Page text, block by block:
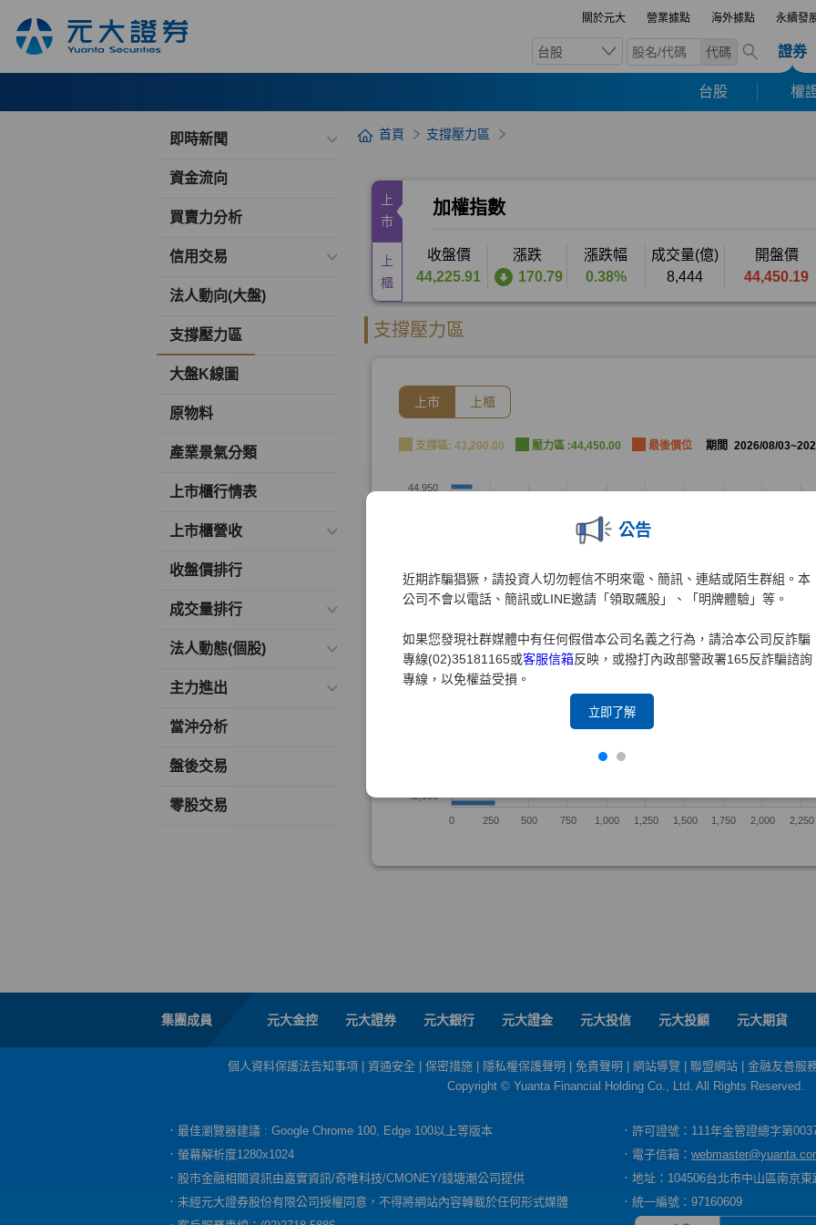
關於元大 營業據點 海外據點 永續發
台股 代碼 證券
台股 權
公告
近期詐騙猖獗，請投資人切勿輕信不明來電、簡訊、連結或陌生群組。本
公司不會以電話、簡訊或LINE邀請「領取飆股」、「明牌體驗」等。
如果您發現社群媒體中有任何假借本公司名義之行為，請洽本公司反詐騙
專線(02)35181165或客服信箱反映，或撥打內政部警政署165反詐騙諮詢
專線，以免權益受損。
立即了解
即時新聞
資金流向
買賣力分析
信用交易
法人動向(大盤)
支撐壓力區
大盤K線圖
原物料
產業景氣分類
上市櫃行情表
上市櫃營收
收盤價排行
成交量排行
法人動態(個股)
主力進出
當沖分析
盤後交易
零股交易
首頁 支撐壓力區
集團成員 元大金控 元大證券 元大銀行 元大證金 元大投信 元大投顧 元大期貨
個人資料保護法告知事項 資通安全 保密措施 隱私權保護聲明 免責聲明 網站導覽 聯盟網站
金融友善服
Copyright © Yuanta Financial Holding Co., Ltd. All Rights Reserved.
．最佳瀏覽器建議 : Google Chrome 100, Edge 100以上等版本
．許可證號：111年金管證總字第
．螢幕解析度1280x1024
．電子信箱：
．股市金融相關資訊由嘉實資訊/奇唯科技/CMONEY/錢塘潮公司提供
．地址：104506台北市中山區南京
．未經元大證券股份有限公司授權同意，不得將網站內容轉載於任何形式媒體
．統一編號：97160609